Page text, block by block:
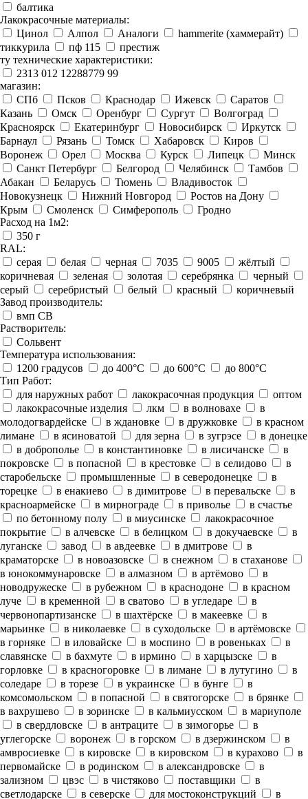
балтика
Лакокрасочные материалы:
Цинол
Алпол Аналоги
hammerite (хаммерайт)
тиккурила
пф 115
престиж
ту технические характеристики:
2313 012 12288779 99
магазин:
СПб
Псков Краснодар Ижевск
Саратов
Казань
Омск Оренбург Сургут
Волгоград
Красноярск
Екатеринбург Новосибирск
Иркутск
Барнаул
Рязань Томск Хабаровск
Киров
Воронеж
Орел Москва Курск Липецк
Минск
Санкт Петербург
Белгород Челябинск
Тамбов
Абакан
Беларусь Тюмень
Владивосток
Новокузнецк
Нижний Новгород
Ростов на Дону
Крым
Смоленск Симферополь
Гродно
Расход на 1м2:
350 г
RAL:
серая
белая черная 7035 9005
жёлтый
коричневая
зеленая золотая серебрянка
черный
серый
серебристый белый красный
коричневый
Завод производитель:
вмп СВ
Растворитель:
Сольвент
Температура использования:
1200 градусов
до 400°C до 600°C
до 800°C
Тип Работ:
для наружных работ
лакокрасочная продукция
оптом
лакокрасочные изделия
лкм в волновахе
в
молодогвардейске
в ждановке в дружковке
в красном
лимане
в ясиноватой для зерна в зугрэсе
в донецке
в доброполье
в константиновке в лисичанске
в
покровске
в попасной в крестовке в селидово
в
старобельске
промышленные в северодонецке
в
торецке
в енакиево в димитрове в перевальске
в
красноармейске
в мирнограде в приволье
в счастье
по бетонному полу
в миусинске
лакокрасочное
покрытие
в алчевске в белицком в докучаевске
в
луганске
завод в авдеевке в дмитрове
в
краматорске
в новоазовске в снежном
в стаханове
в юнокоммунаровске
в алмазном в артёмово
в
новодружеске
в рубежном в краснодоне
в красном
луче
в кременной в сватово в угледаре
в
червонопартизанске
в шахтёрске в макеевке
в
марьинке
в николаевке в суходольске
в артёмовске
в горняке
в иловайске в моспино в ровеньках
в
славянске
в бахмуте в ирмино в харцызске
в
горловке
в красногоровке в лимане в лутугино
в
соледаре
в торезе в украинске в бунге
в
комсомольском
в попасной в святогорске
в брянке
в вахрушево
в зоринске в кальмиусском
в мариуполе
в свердловске
в антраците в зимогорье
в
углегорске
воронеж в горском в дзержинском
в
амвросиевке
в кировске в кировском в курахово
в
первомайске
в родинском в александровске
в
зализном
цвэс в чистяково поставщики
в
светлодарске
в северске для мостоконструкций в